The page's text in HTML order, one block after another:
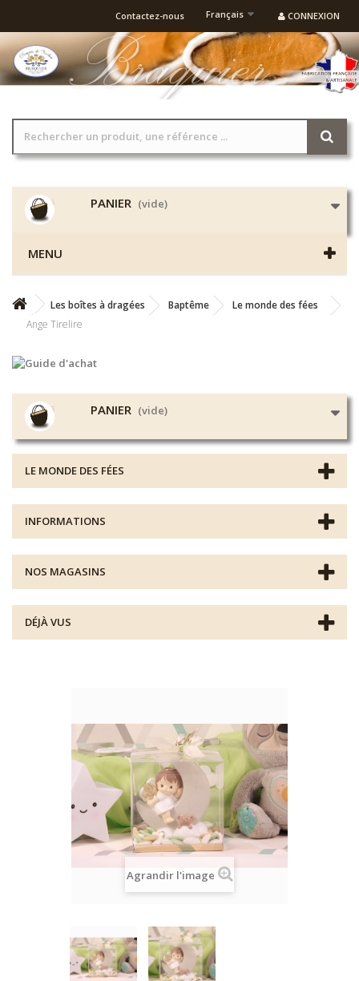
CONNEXION
Français
Contactez-nous
PANIER (vide)
MENU
Les boîtes à dragées Baptême
Le monde des fées
Ange Tirelire
PANIER (vide)
LE MONDE DES FÉES
INFORMATIONS
NOS MAGASINS
DÉJÀ VUS
Agrandir l'image